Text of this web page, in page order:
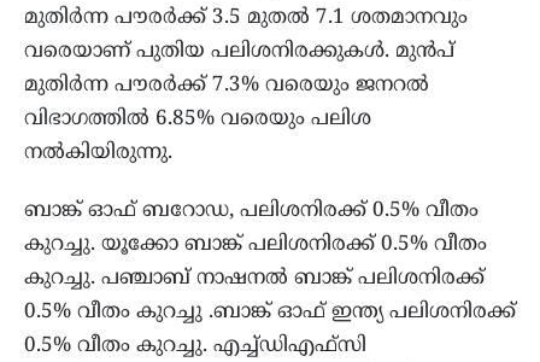
മുതിർന്ന പൗരർക്ക് 3.5 മുതൽ 7.1 ശതമാനവും
വരെയാണ് പുതിയ പലിശനിരക്കുകൾ. മുൻപ്
മുതിർന്ന പൗരർക്ക് 7.3% വരെയും ജനറൽ
വിഭാഗത്തിൽ 6.85% വരെയും പലിശ
നൽകിയിരുന്നു.
ബാങ്ക് ഓഫ് ബറോഡ, പലിശനിരക്ക് 0.5% വീതം
കുറച്ചു. യൂക്കോ ബാങ്ക് പലിശനിരക്ക് 0.5% വീതം
കുറച്ചു. പഞ്ചാബ് നാഷനൽ ബാങ്ക് പലിശനിരക്ക്
0.5% വീതം കുറച്ചു .ബാങ്ക് ഓഫ് ഇന്ത്യ പലിശനിരക്ക്
0.5% വീതം കുറച്ചു. എച്ച്ഡിഎഫ്‌സി